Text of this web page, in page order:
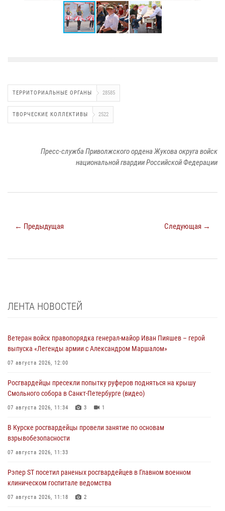
ТЕРРИТОРИАЛЬНЫЕ ОРГАНЫ 28585
ТВОРЧЕСКИЕ КОЛЛЕКТИВЫ 2522
Пресс-служба Приволжского ордена Жукова округа войск
национальной гвардии Российской Федерации
← Предыдущая Следующая →
ЛЕНТА НОВОСТЕЙ
Ветеран войск правопорядка генерал-майор Иван Пияшев – герой
выпуска «Легенды армии с Александром Маршалом»
07 августа 2026, 12:00
Росгвардейцы пресекли попытку руферов подняться на крышу
Смольного собора в Санкт-Петербурге (видео)
07 августа 2026, 11:34 3 1
В Курске росгвардейцы провели занятие по основам
взрывобезопасности
07 августа 2026, 11:33
Рэпер ST посетил раненых росгвардейцев в Главном военном
клиническом госпитале ведомства
07 августа 2026, 11:18 2